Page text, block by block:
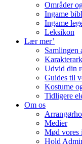
Områder
Ingame
Ingame
Leksikon
Lær mer’
Samlingen
Karakterark
Udvid din
Guides til
Kostume
Tidligere
Om os
Medier
Mød vores
Hold